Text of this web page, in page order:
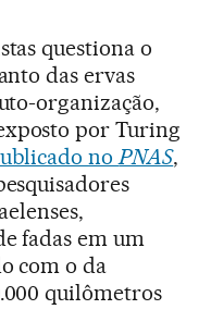
questiona o
das ervas
organização,
por Turing
noPNAS,
fadas em um
com o da
quilômetros